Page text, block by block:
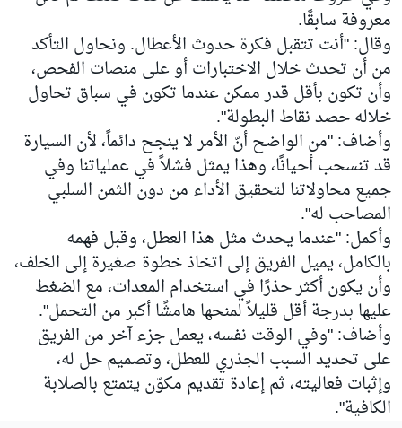
معروفة سابقًا.
وقال: "أنت تتقبل فكرة حدوث الأعطال. ونحاول التأكد
من أن تحدث خلال الاختبارات أو على منصات الفحص،
وأن تكون بأقل قدر ممكن عندما تكون في سباق تحاول
خلاله حصد نقاط البطولة".
وأضاف: "من الواضح أنّ الأمر لا ينجح دائماً، لأن السيارة
قد تنسحب أحيانًا، وهذا يمثل فشلاً في عملياتنا وفي
جميع محاولاتنا لتحقيق الأداء من دون الثمن السلبي
المصاحب له".
وأكمل: "عندما يحدث مثل هذا العطل، وقبل فهمه
بالكامل، يميل الفريق إلى اتخاذ خطوة صغيرة إلى الخلف،
وأن يكون أكثر حذرًا في استخدام المعدات، مع الضغط
عليها بدرجة أقل قليلاً لمنحها هامشًا أكبر من التحمل".
وأضاف: "وفي الوقت نفسه، يعمل جزء آخر من الفريق
على تحديد السبب الجذري للعطل، وتصميم حل له،
وإثبات فعاليته، ثم إعادة تقديم مكوّن يتمتع بالصلابة
الكافية".